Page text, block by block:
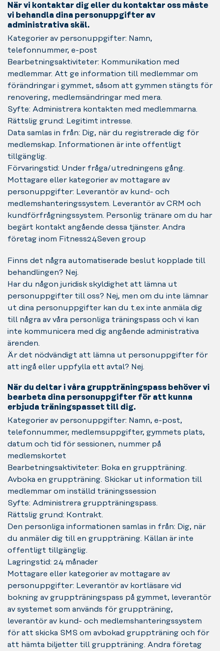
När vi kontaktar dig eller du kontaktar oss måste
vi behandla dina personuppgifter av
administrativa skäl.
Kategorier av personuppgifter: Namn,
telefonnummer, e-post
Bearbetningsaktiviteter: Kommunikation med
medlemmar. Att ge information till medlemmar om
förändringar i gymmet, såsom att gymmen stängts för
renovering, medlemsändringar med mera.
Syfte: Administrera kontakten med medlemmarna.
Rättslig grund: Legitimt intresse.
Data samlas in från: Dig, när du registrerade dig för
medlemskap. Informationen är inte offentligt
tillgänglig.
Förvaringstid: Under fråga/utredningens gång.
Mottagare eller kategorier av mottagare av
personuppgifter: Leverantör av kund- och
medlemshanteringssystem. Leverantör av CRM och
kundförfrågningssystem. Personlig tränare om du har
begärt kontakt angående dessa tjänster. Andra
företag inom Fitness24Seven group
Finns det några automatiserade beslut kopplade till
behandlingen? Nej.
Har du någon juridisk skyldighet att lämna ut
personuppgifter till oss? Nej, men om du inte lämnar
ut dina personuppgifter kan du t.ex inte anmäla dig
till några av våra personliga träningspass och vi kan
inte kommunicera med dig angående administrativa
ärenden.
Är det nödvändigt att lämna ut personuppgifter för
att ingå eller uppfylla ett avtal? Nej.
När du deltar i våra gruppträningspass behöver vi
bearbeta dina personuppgifter för att kunna
erbjuda träningspasset till dig.
Kategorier av personuppgifter: Namn, e-post,
telefonnummer, medlemsuppgifter, gymmets plats,
datum och tid för sessionen, nummer på
medlemskortet
Bearbetningsaktiviteter: Boka en gruppträning.
Avboka en gruppträning. Skickar ut information till
medlemmar om inställd träningssession
Syfte: Administrera gruppträningspass.
Rättslig grund: Kontrakt.
Den personliga informationen samlas in från: Dig, när
du anmäler dig till en gruppträning. Källan är inte
offentligt tillgänglig.
Lagringstid: 24 månader
Mottagare eller kategorier av mottagare av
personuppgifter: Leverantör av kortläsare vid
bokning av gruppträningspass på gymmet, leverantör
av systemet som används för gruppträning,
leverantör av kund- och medlemshanteringssystem
för att skicka SMS om avbokad gruppträning och för
att hämta biljetter till gruppträning. Andra företag